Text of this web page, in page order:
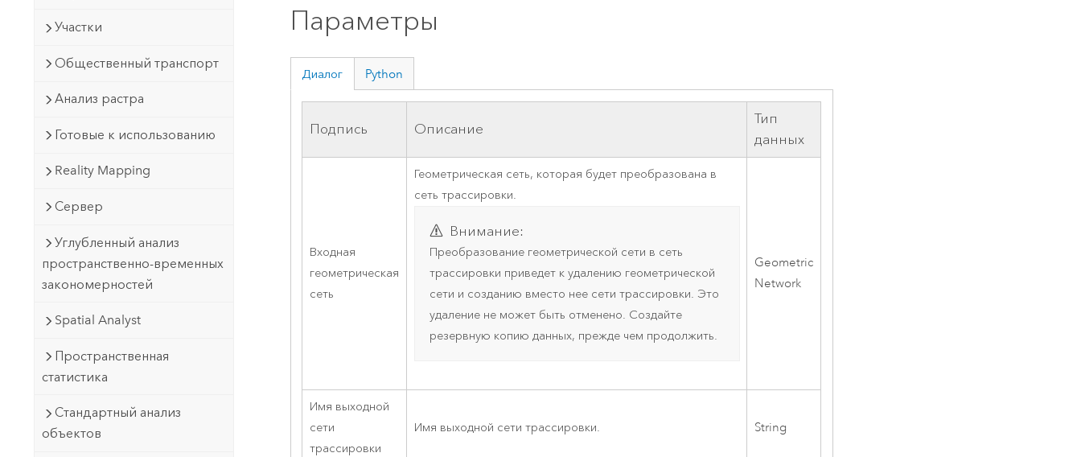
Участки
Общественный транспорт
Анализ растра
Готовые к использованию
Reality Mapping
Сервер
Углубленный анализ
пространственно-временных
закономерностей
Spatial Analyst
Пространственная
статистика
Стандартный анализ
объектов
Параметры
Диалог Python
Подпись Описание
Тип
данных
Входная
геометрическая
сеть
Геометрическая сеть, которая будет преобразована в
сеть трассировки.
Внимание:
Преобразование геометрической сети в сеть
трассировки приведет к удалению геометрической
сети и созданию вместо нее сети трассировки. Это
удаление не может быть отменено. Создайте
резервную копию данных, прежде чем продолжить.
Geometric
Network
Имя выходной
сети
трассировки
Имя выходной сети трассировки. String